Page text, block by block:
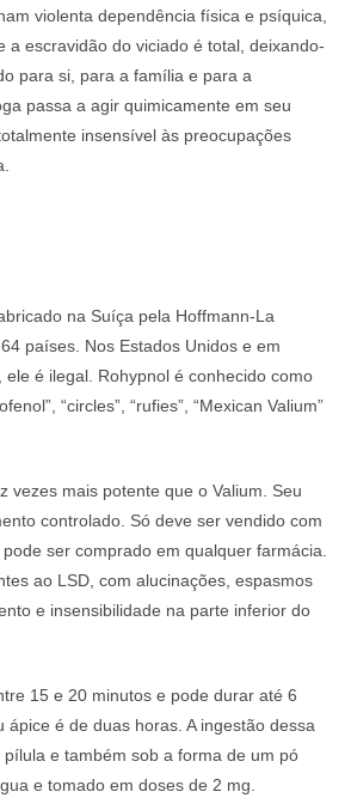
violenta dependência física e psíquica,
a escravidão do viciado é total, deixando-
para si, para a família e para a
passa a agir quimicamente em seu
insensível às preocupações
na Suíça pela Hoffmann-La
países. Nos Estados Unidos e em
é ilegal. Rohypnol é conhecido como
“circles”, “rufies”, “Mexican Valium”
vezes mais potente que o Valium. Seu
controlado. Só deve ser vendido com
ser comprado em qualquer farmácia.
ao LSD, com alucinações, espasmos
e insensibilidade na parte inferior do
15 e 20 minutos e pode durar até 6
ápice é de duas horas. A ingestão dessa
e também sob a forma de um pó
e tomado em doses de 2 mg.